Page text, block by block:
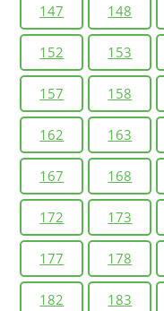
147 148
152 153
157 158
162 163
167 168
172 173
177 178
182 183